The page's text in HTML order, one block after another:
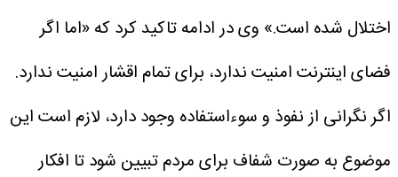
اختلال شده است.» وی در ادامه تاکید کرد که «اما اگر
فضای اینترنت امنیت ندارد، برای تمام اقشار امنیت ندارد.
اگر نگرانی از نفوذ و سوءاستفاده وجود دارد، لازم است این
موضوع به‌ صورت شفاف برای مردم تبیین شود تا افکار